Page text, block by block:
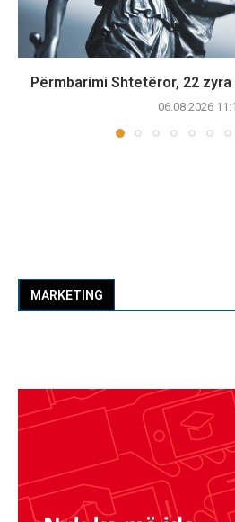
Përmbarimi Shtetëror, 22
06.08.2026
MARKETING